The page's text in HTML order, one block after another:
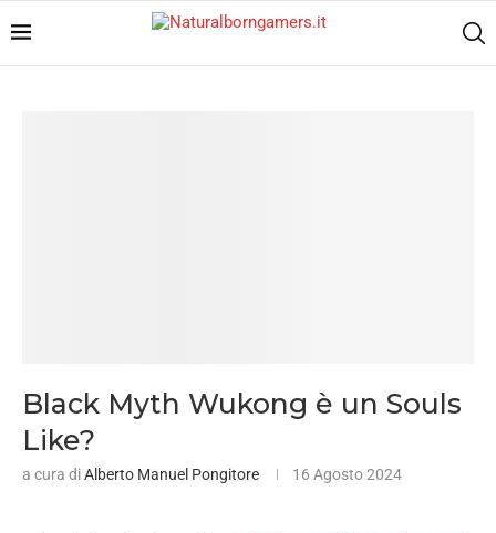
Black Myth Wukong è un Souls
Like?
a cura diAlberto Manuel Pongitore 16 Agosto 2024